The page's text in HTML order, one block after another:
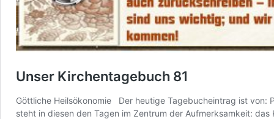
Unser Kirchentagebuch 81
Göttliche Heilsökonomie Der heutige Tagebucheintrag ist von:
steht in diesen den Tagen im Zentrum der Aufmerksamkeit: